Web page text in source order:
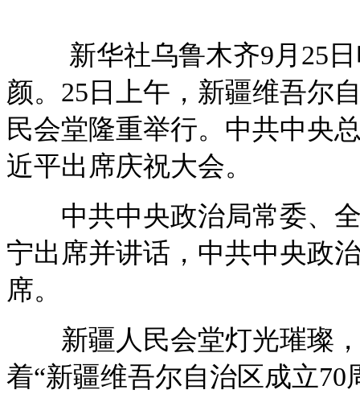
新华社乌鲁木齐9月25
颜。25日上午，新疆维吾尔
民会堂隆重举行。中共中央
近平出席庆祝大会。
中共中央政治局常委、全
宁出席并讲话，中共中央政
席。
新疆人民会堂灯光璀璨，
着“新疆维吾尔自治区成立